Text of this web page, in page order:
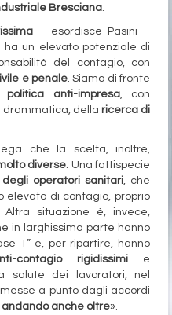
Bresciana
– esordisce Pasini –
ha un elevato potenziale di
del contagio, con
e penale . Siamo di fronte
politica anti-impresa, con
drammatica, della ricerca di
che la scelta, inoltre,
diverse . Una fattispecie
operatori sanitari , che
elevato di contagio, proprio
situazione è, invece,
in larghissima parte hanno
1” e, per ripartire, hanno
contagio rigidissimie
salute dei lavoratori, nel
a punto dagli accordi
andando anche oltre».